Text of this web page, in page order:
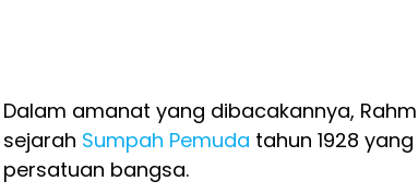
Dalam amanat yang dibacakannya,
sejarah Sumpah Pemuda tahun 1928
persatuan bangsa.